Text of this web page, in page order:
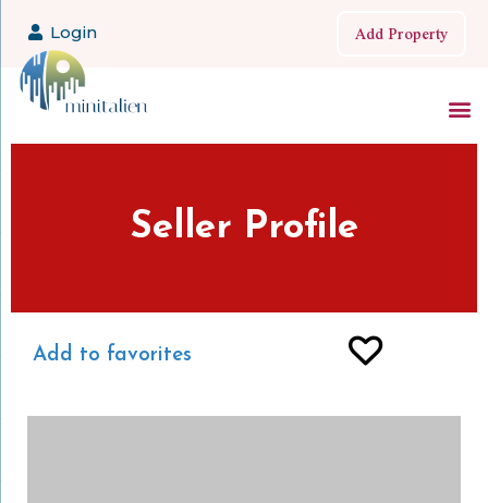
Login Add Property
Seller Profile
Add to favorites